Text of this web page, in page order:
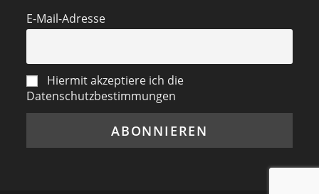
E-Mail-Adresse
Hiermit akzeptiere ich die
Datenschutzbestimmungen